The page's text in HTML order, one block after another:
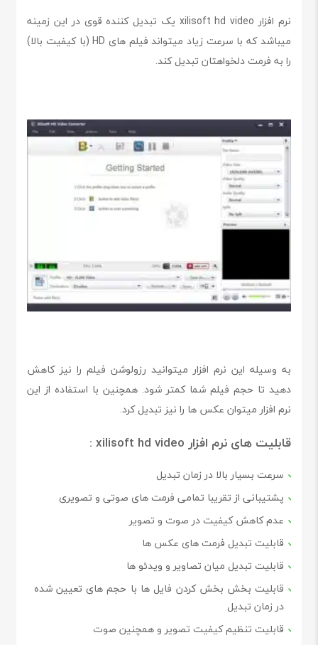
نرم افزار xilisoft hd video یک تبدیل کننده قوی در این زمینه
میباشد که با سرعت زیاد میتواند فیلم های HD (با کیفیت بالا)
را به فرمت دلخواهتان تبدیل کند.
به وسیله این نرم افزار میتوانید رزولوشن فیلم را نیز کاهش
دهید تا حجم فیلم شما کمتر شود. همچنین با استفاده از این
نرم افزار میتوان عکس ها را نیز تبدیل کرد.
قابلیت های نرم افزار xilisoft hd video :
سرعت بسیار بالا در زمان تبدیل
پشتیبانی از تقریبا تمامی فرمت های صوتی و تصویری
عدم کاهش کیفیت در صوت و تصویر
قابلیت تبدیل فرمت های عکس ها
قابلیت تبدیل میان تصاویر و ویدئو ها
قابلیت بخش بخش کردن فایل ها با حجم های تعیین شده
در زمان تبدیل
قابلیت تنظیم کیفیت تصویر و همچنین صوت